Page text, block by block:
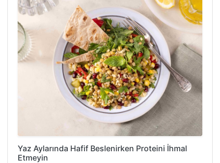
Yaz Aylarında Hafif Beslenirken Proteini İhmal
Etmeyin